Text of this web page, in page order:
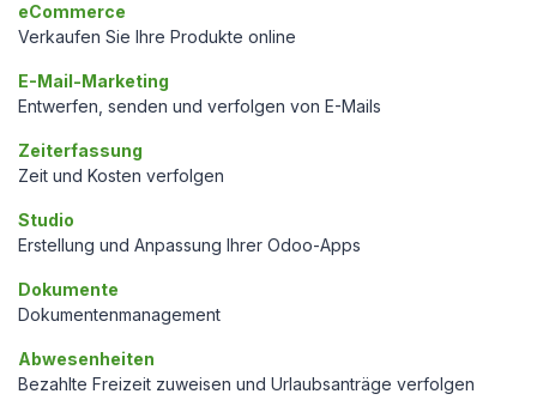
eCommerce
Verkaufen Sie Ihre Produkte online
E-Mail-Marketing
Entwerfen, senden und verfolgen von E-Mails
Zeiterfassung
Zeit und Kosten verfolgen
Studio
Erstellung und Anpassung Ihrer Odoo-Apps
Dokumente
Dokumentenmanagement
Abwesenheiten
Bezahlte Freizeit zuweisen und Urlaubsanträge verfolgen